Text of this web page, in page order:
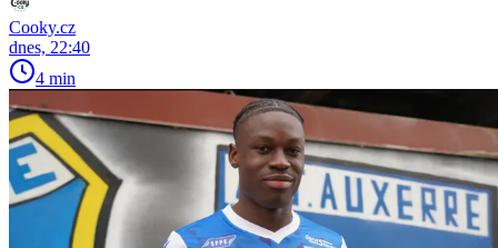
Cooky.cz
dnes, 22:40
4 min